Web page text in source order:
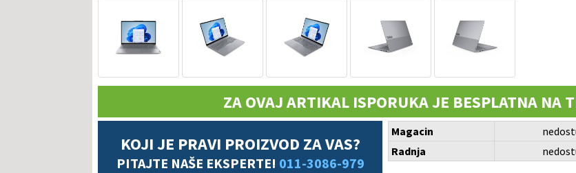
ZA OVAJ ARTIKAL ISPORUKA JE BESPLATNA NA
KOJI JE PRAVI PROIZVOD ZA VAS?
PITAJTE NAŠE EKSPERTE! 011-3086-979
Magacin
Radnja